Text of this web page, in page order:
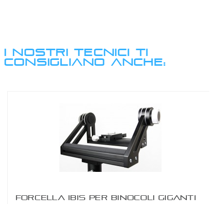
I NOSTRI TECNICI TI
CONSIGLIANO ANCHE:
FORCELLA IBIS PER BINOCOLI GIGANTI